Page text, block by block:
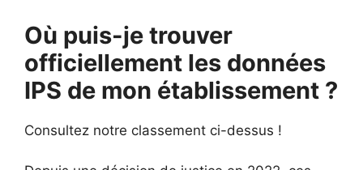
Où puis-je trouver
officiellement les données
IPS de mon établissement ?
Consultez notre classement ci-dessus !